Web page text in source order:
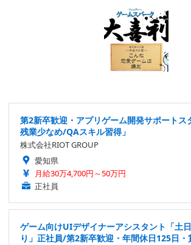
第2新卒歓迎・アプリゲーム開発サポートス
残業少なめ/QAスキル習得」
株式会社RIOT GROUP
愛知県
月給30万4,700円～50万円
正社員
ゲーム向けUIデザイナーアシスタント「土
り」正社員/第2新卒歓迎・年間休日125日・